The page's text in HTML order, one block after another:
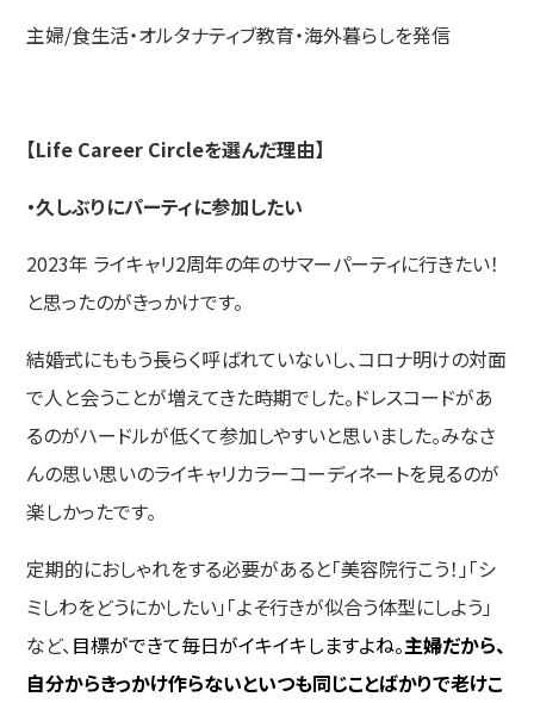
主婦/食生活・オルタナティブ教育・海外暮らしを発信
【Life Career Circleを選んだ理由】
・久しぶりにパーティに参加したい
2023年 ライキャリ2周年の年のサマーパーティに行きたい！
と思ったのがきっかけです。
結婚式にももう長らく呼ばれていないし、コロナ明けの対面
で人と会うことが増えてきた時期でした。ドレスコードがあ
るのがハードルが低くて参加しやすいと思いました。みなさ
んの思い思いのライキャリカラーコーディネートを見るのが
楽しかったです。
定期的におしゃれをする必要があると「美容院行こう！」「シ
ミしわをどうにかしたい」「よそ行きが似合う体型にしよう」
など、目標ができて毎日がイキイキしますよね。主婦だから、
自分からきっかけ作らないといつも同じことばかりで老けこ